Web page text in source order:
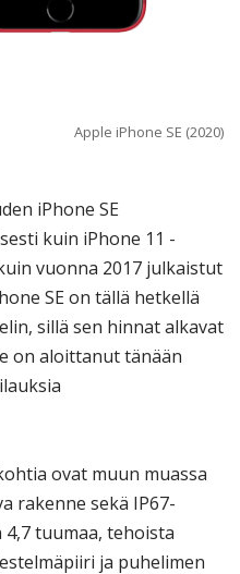
Apple iPhone SE (2020)
iPhone SE
kuin iPhone 11 -
vuonna 2017 julkaistut
SE on tällä hetkellä
sillä sen hinnat alkavat
on aloittanut tänään
ovat muun muassa
rakenne sekä IP67-
tuumaa, tehoista
ja puhelimen